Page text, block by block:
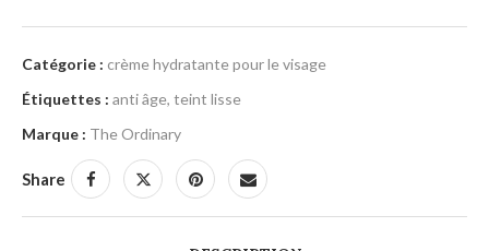
Catégorie : crème hydratante pour le visage
Étiquettes : anti âge, teint lisse
Marque : The Ordinary
Share